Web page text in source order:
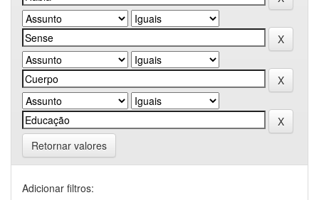
Retornar valores
Adicionar filtros: